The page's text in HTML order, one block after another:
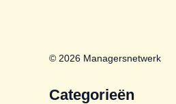
© 2026 Managersnetwerk
Categorieën